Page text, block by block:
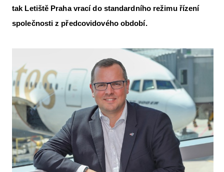
tak Letiště Praha vrací do standardního režimu řízení
společnosti z předcovidového období.
Nabídky práce v letectví
Inzerujte s námi